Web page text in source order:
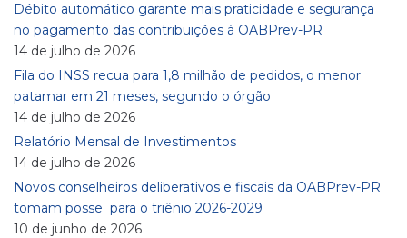
Débito automático garante mais praticidade e segurança
no pagamento das contribuições à OABPrev-PR
14 de julho de 2026
Fila do INSS recua para 1,8 milhão de pedidos, o menor
patamar em 21 meses, segundo o órgão
14 de julho de 2026
Relatório Mensal de Investimentos
14 de julho de 2026
Novos conselheiros deliberativos e fiscais da OABPrev-PR
tomam posse para o triênio 2026-2029
10 de junho de 2026